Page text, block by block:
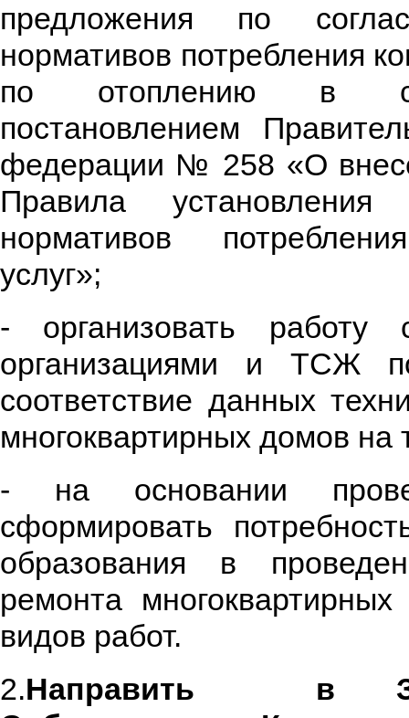
предложения по
нормативов потребления
по отоплению в
постановлением
федерации № 258 «О
Правила
нормативов
услуг»;
- организовать работу
организациями и ТСЖ
соответствие данных
многоквартирных домов на
- на основании
сформировать
образования в
ремонта
видов работ.
2.Направить в